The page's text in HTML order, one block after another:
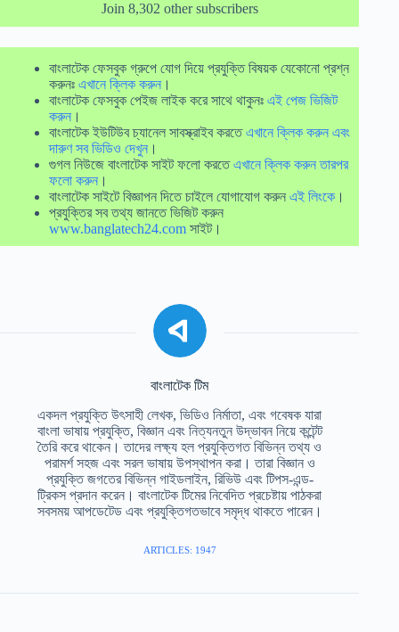
Join 8,302 other subscribers
বাংলাটেক ফেসবুক গ্রুপে যোগ দিয়ে প্রযুক্তি বিষয়ক যেকোনো প্রশ্ন
করুনঃ এখানে ক্লিক করুন ।
বাংলাটেক ফেসবুক পেইজ লাইক করে সাথে থাকুনঃ এই পেজ ভিজিট
করুন ।
বাংলাটেক ইউটিউব চ্যানেল সাবস্ক্রাইব করতেএখানে ক্লিক করুন এবং
দারুণ সব ভিডিও দেখুন ।
গুগল নিউজে বাংলাটেক সাইট ফলো করতেএখানে ক্লিক করুন তারপর
ফলো করুন ।
বাংলাটেক সাইটে বিজ্ঞাপন দিতে চাইলে যোগাযোগ করুন এই লিংকে ।
প্রযুক্তির সব তথ্য জানতে ভিজিট করুন
www.banglatech24.com সাইট।
বাংলাটেক টিম
একদল প্রযুক্তি উৎসাহী লেখক, ভিডিও নির্মাতা, এবং গবেষক যারা
বাংলা ভাষায় প্রযুক্তি, বিজ্ঞান এবং নিত্যনতুন উদ্ভাবন নিয়ে কন্টেন্ট
তৈরি করে থাকেন। তাদের লক্ষ্য হল প্রযুক্তিগত বিভিন্ন তথ্য ও
পরামর্শ সহজ এবং সরল ভাষায় উপস্থাপন করা। তারা বিজ্ঞান ও
প্রযুক্তি জগতের বিভিন্ন গাইডলাইন, রিভিউ এবং টিপস-এন্ড-
ট্রিকস প্রদান করেন। বাংলাটেক টিমের নিবেদিত প্রচেষ্টায় পাঠকরা
সবসময় আপডেটেড এবং প্রযুক্তিগতভাবে সমৃদ্ধ থাকতে পারেন।
ARTICLES: 1947